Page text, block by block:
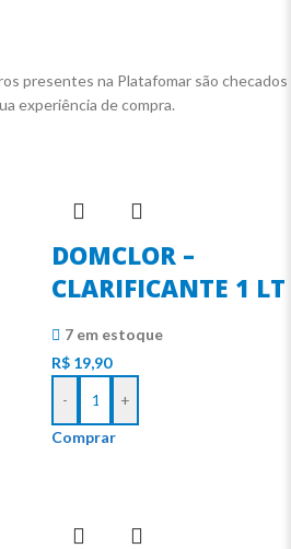
presentes na Platafomar são checados
experiência de compra.
DOMCLOR –
CLARIFICANTE 1 LT
7 em estoque
R$ 19,90
-
+
Comprar